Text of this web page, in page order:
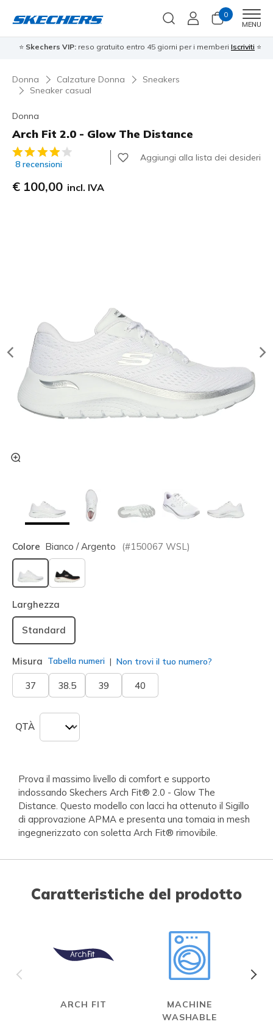
0
MENU
⭐Skechers VIP:reso gratuito entro 45 giorni per i memberiIscriviti⭐
Donna Calzature Donna
Sneakers
Sneaker casual
Donna
Arch Fit 2.0 - Glow The Distance
Valutazione cliente 4,8 su 5
8 recensioni
Aggiungi alla lista dei desideri
€ 100,00 incl. IVA
Colore Bianco / Argento (#150067 WSL )
selezionato
Larghezza
Standard
Misura Tabella numeri Non trovi il tuo numero?
37 38.5 39 40
QTÀ
Prova il massimo livello di comfort e supporto
indossando Skechers Arch Fit® 2.0 - Glow The
Distance. Questo modello con lacci ha ottenuto il Sigillo
di approvazione APMA e presenta una tomaia in mesh
ingegnerizzato con soletta Arch Fit® rimovibile.
Caratteristiche del prodotto
ARCH FIT
MACHINE
WASHABLE